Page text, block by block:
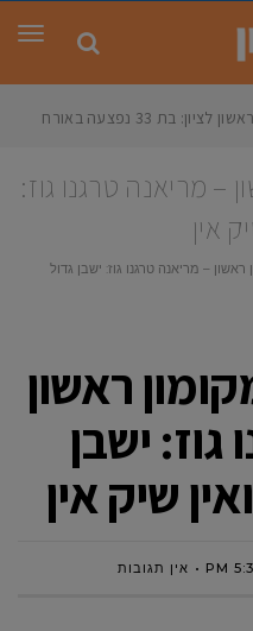
פגיעת רכב בראשון לציון: בת 33 נפצעה באורח
– מריאנה טרגנו גוז:
אין
– מריאנה טרגנו גוז: ישבן גדול
ראשון
גוז: ישבן
שיק אין
5:37 אין תגובות